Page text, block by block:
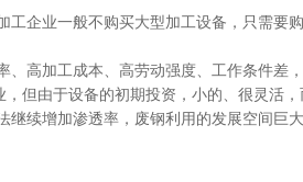
企业一般不购买大型加工设备，只需要
、高加工成本、高劳动强度、工作条件差
，但由于设备的初期投资，小的、很灵活
续增加渗透率，废钢利用的发展空间巨大